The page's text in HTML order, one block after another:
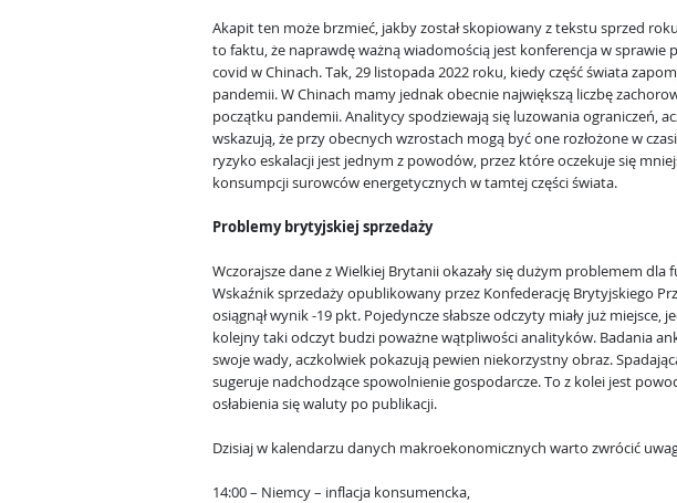
Akapit ten może brzmieć, jakby został skopiowany z tekstu sprzed
to faktu, że naprawdę ważną wiadomością jest konferencja w sprawie
covid w Chinach. Tak, 29 listopada 2022 roku, kiedy część świata
pandemii. W Chinach mamy jednak obecnie największą liczbę
początku pandemii. Analitycy spodziewają się luzowania ograniczeń,
wskazują, że przy obecnych wzrostach mogą być one rozłożone w
ryzyko eskalacji jest jednym z powodów, przez które oczekuje się
konsumpcji surowców energetycznych w tamtej części świata.
Problemy brytyjskiej sprzedaży
Wczorajsze dane z Wielkiej Brytanii okazały się dużym problemem dla
Wskaźnik sprzedaży opublikowany przez Konfederację Brytyjskiego
osiągnął wynik -19 pkt. Pojedyncze słabsze odczyty miały już miejsce,
kolejny taki odczyt budzi poważne wątpliwości analityków. Badania
swoje wady, aczkolwiek pokazują pewien niekorzystny obraz.
sugeruje nadchodzące spowolnienie gospodarcze. To z kolei jest
osłabienia się waluty po publikacji.
Dzisiaj w kalendarzu danych makroekonomicznych warto zwrócić
14:00 – Niemcy – inflacja konsumencka,